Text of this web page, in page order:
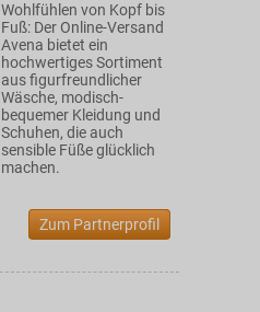
Wohlfühlen von Kopf bis
Fuß: Der Online-Versand
Avena bietet ein
hochwertiges Sortiment
aus figurfreundlicher
Wäsche, modisch-
bequemer Kleidung und
Schuhen, die auch
sensible Füße glücklich
machen.
Zum Partnerprofil